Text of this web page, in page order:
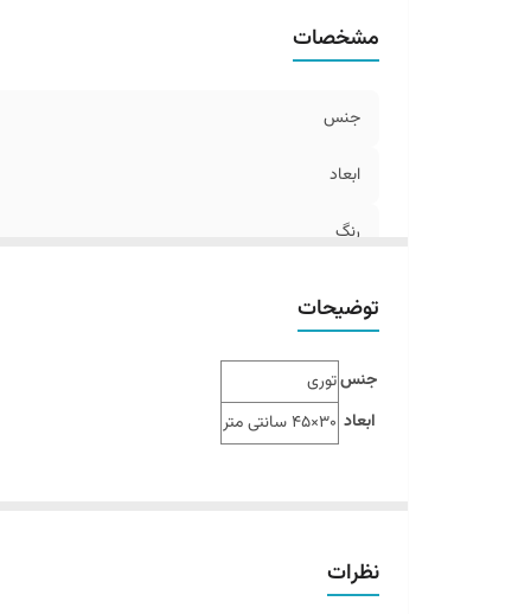
مشخصات
جنس
ابعاد
رنگ
توضیحات
جنستوری
ابعاد 30×45 سانتی متر
نظرات